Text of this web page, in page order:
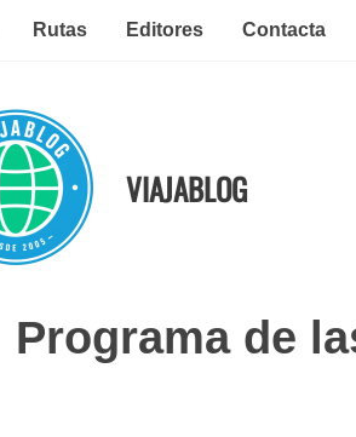
Rutas Editores Contacta
VIAJABLOG
Programa de